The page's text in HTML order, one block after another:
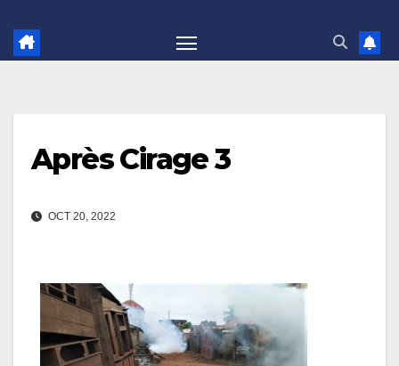
Après Cirage 3
OCT 20, 2022